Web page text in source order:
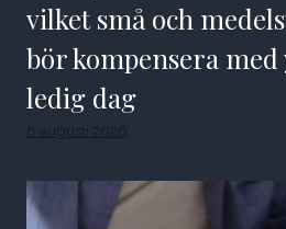
vilket små och
bör kompensera
ledig dag
8 augusti 2026